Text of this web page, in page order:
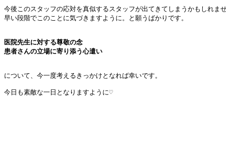
今後このスタッフの応対を真似するスタッフが出てきてしまうかもしれま
早い段階でこのことに気づきますように。と願うばかりです。
医院先生に対する尊敬の念
患者さんの立場に寄り添う心遣い
について、今一度考えるきっかけとなれば幸いです。
今日も素敵な一日となりますように♡